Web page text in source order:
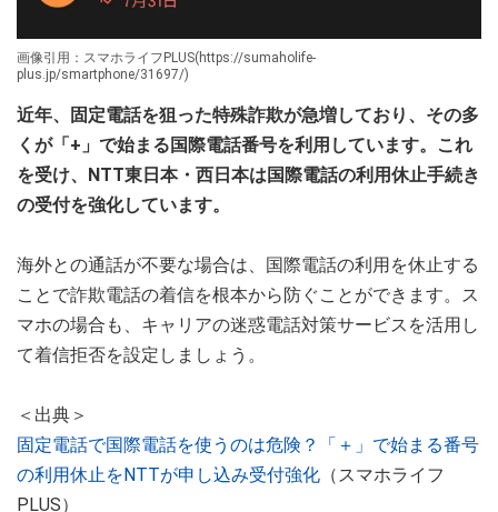
画像引用：スマホライフPLUS(https://sumaholife-
plus.jp/smartphone/31697/)
近年、固定電話を狙った特殊詐欺が急増しており、その多
くが「+」で始まる国際電話番号を利用しています。これ
を受け、NTT東日本・西日本は国際電話の利用休止手続き
の受付を強化しています。
海外との通話が不要な場合は、国際電話の利用を休止する
ことで詐欺電話の着信を根本から防ぐことができます。ス
マホの場合も、キャリアの迷惑電話対策サービスを活用し
て着信拒否を設定しましょう。
＜出典＞
固定電話で国際電話を使うのは危険？「＋」で始まる番号
の利用休止をNTTが申し込み受付強化 （スマホライフ
PLUS）